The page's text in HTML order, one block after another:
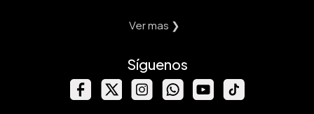
Ver mas ❯
Síguenos